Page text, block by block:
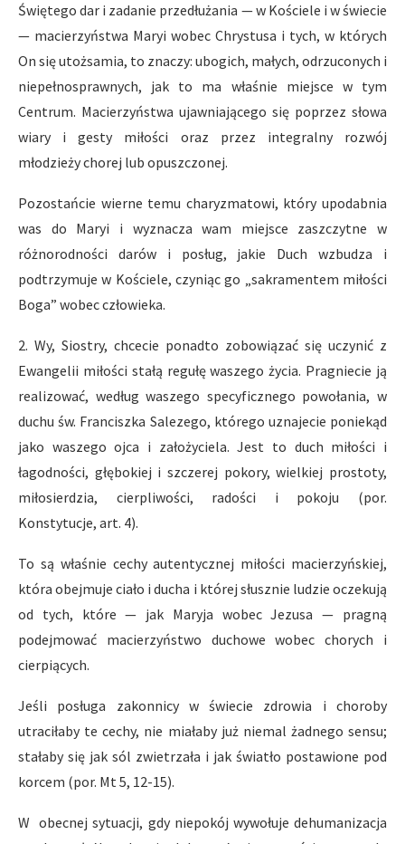
Świętego dar i zadanie przedłużania — w Kościele i w świecie
— macierzyństwa Maryi wobec Chrystusa i tych, w których
On się utożsamia, to znaczy: ubogich, małych, odrzuconych i
niepełnosprawnych, jak to ma właśnie miejsce w tym
Centrum. Macierzyństwa ujawniającego się poprzez słowa
wiary i gesty miłości oraz przez integralny rozwój
młodzieży chorej lub opuszczonej.
Pozostańcie wierne temu charyzmatowi, który upodabnia
was do Maryi i wyznacza wam miejsce zaszczytne w
różnorodności darów i posług, jakie Duch wzbudza i
podtrzymuje w Kościele, czyniąc go „sakramentem miłości
Boga” wobec człowieka.
2. Wy, Siostry, chcecie ponadto zobowiązać się uczynić z
Ewangelii miłości stałą regułę waszego życia. Pragniecie ją
realizować, według waszego specyficznego powołania, w
duchu św. Franciszka Salezego, którego uznajecie poniekąd
jako waszego ojca i założyciela. Jest to duch miłości i
łagodności, głębokiej i szczerej pokory, wielkiej prostoty,
miłosierdzia, cierpliwości, radości i pokoju (por.
Konstytucje, art. 4).
To są właśnie cechy autentycznej miłości macierzyńskiej,
która obejmuje ciało i ducha i której słusznie ludzie oczekują
od tych, które — jak Maryja wobec Jezusa — pragną
podejmować macierzyństwo duchowe wobec chorych i
cierpiących.
Jeśli posługa zakonnicy w świecie zdrowia i choroby
utraciłaby te cechy, nie miałaby już niemal żadnego sensu;
stałaby się jak sól zwietrzała i jak światło postawione pod
korcem (por. Mt 5, 12-15).
W obecnej sytuacji, gdy niepokój wywołuje dehumanizacja